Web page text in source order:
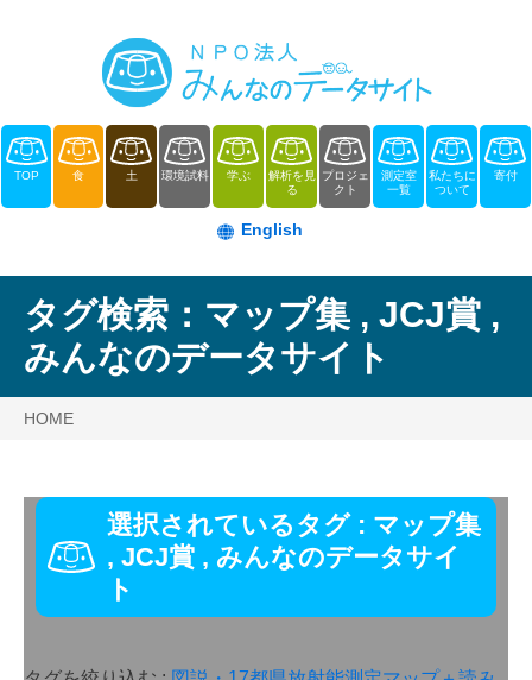
TOP 食 土 環境試料 学ぶ
解析を見
る
プロジェ
クト
測定室
一覧
私たちに
ついて
寄付
English
タグ検索： マップ集 , JCJ賞 ,
みんなのデータサイト
HOME
選択されているタグ : マップ集
, JCJ賞 , みんなのデータサイ
ト